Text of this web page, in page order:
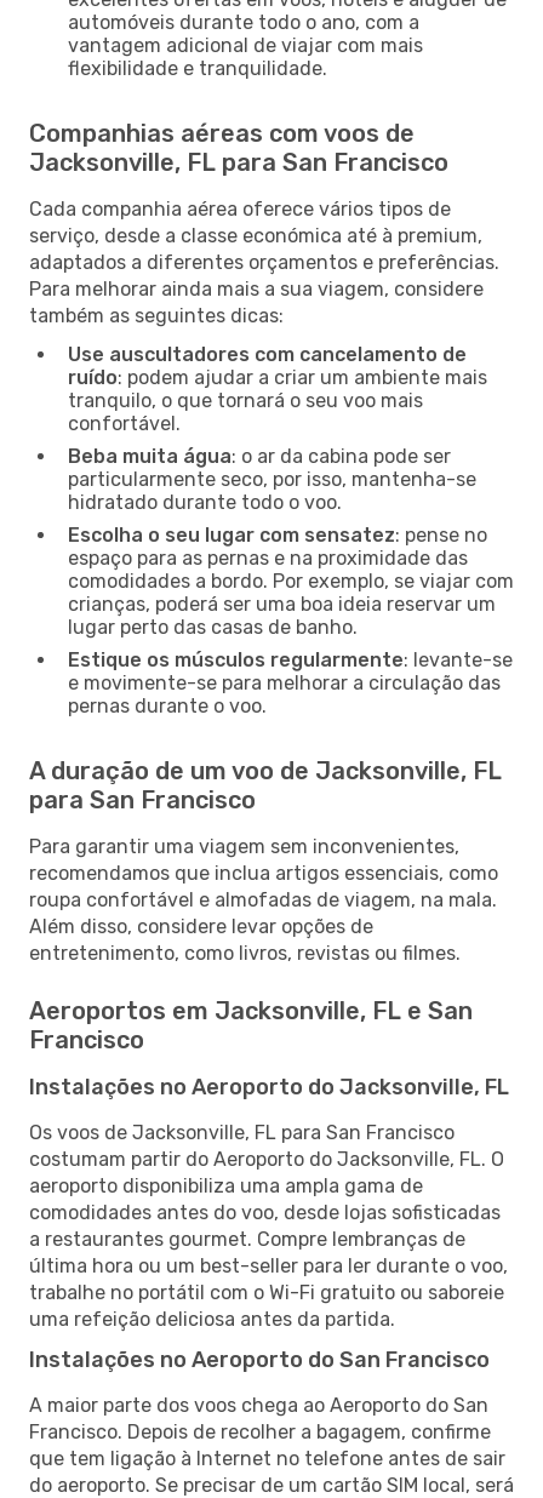
automóveis durante todo o ano, com a
vantagem adicional de viajar com mais
flexibilidade e tranquilidade.
Companhias aéreas com voos de
Jacksonville, FL para San Francisco
Cada companhia aérea oferece vários tipos de
serviço, desde a classe económica até à premium,
adaptados a diferentes orçamentos e preferências.
Para melhorar ainda mais a sua viagem, considere
também as seguintes dicas:
Use auscultadores com cancelamento de
ruído: podem ajudar a criar um ambiente mais
tranquilo, o que tornará o seu voo mais
confortável.
Beba muita água: o ar da cabina pode ser
particularmente seco, por isso, mantenha-se
hidratado durante todo o voo.
Escolha o seu lugar com sensatez: pense no
espaço para as pernas e na proximidade das
comodidades a bordo. Por exemplo, se viajar com
crianças, poderá ser uma boa ideia reservar um
lugar perto das casas de banho.
Estique os músculos regularmente: levante-se
e movimente-se para melhorar a circulação das
pernas durante o voo.
A duração de um voo de Jacksonville, FL
para San Francisco
Para garantir uma viagem sem inconvenientes,
recomendamos que inclua artigos essenciais, como
roupa confortável e almofadas de viagem, na mala.
Além disso, considere levar opções de
entretenimento, como livros, revistas ou filmes.
Aeroportos em Jacksonville, FL e San
Francisco
Instalações no Aeroporto do Jacksonville, FL
Os voos de Jacksonville, FL para San Francisco
costumam partir do Aeroporto do Jacksonville, FL. O
aeroporto disponibiliza uma ampla gama de
comodidades antes do voo, desde lojas sofisticadas
a restaurantes gourmet. Compre lembranças de
última hora ou um best-seller para ler durante o voo,
trabalhe no portátil com o Wi-Fi gratuito ou saboreie
uma refeição deliciosa antes da partida.
Instalações no Aeroporto do San Francisco
A maior parte dos voos chega ao Aeroporto do San
Francisco. Depois de recolher a bagagem, confirme
que tem ligação à Internet no telefone antes de sair
do aeroporto. Se precisar de um cartão SIM local, será